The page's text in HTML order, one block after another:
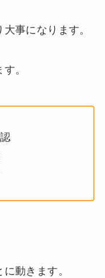
事になります。
。
動きます。